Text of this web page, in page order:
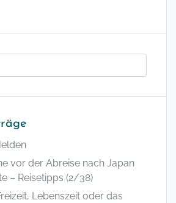
vor der Abreise nach Japan
– Reisetipps (2/38)
Lebenszeit oder das